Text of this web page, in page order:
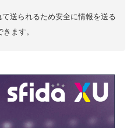
送られるため安全に情報を送る
ます。